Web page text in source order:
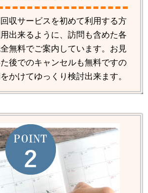
収サービスを初めて利用する方
出来るように、訪問も含めた各
無料でご案内しています。お見
後でのキャンセルも無料ですの
かけてゆっくり検討出来ます。